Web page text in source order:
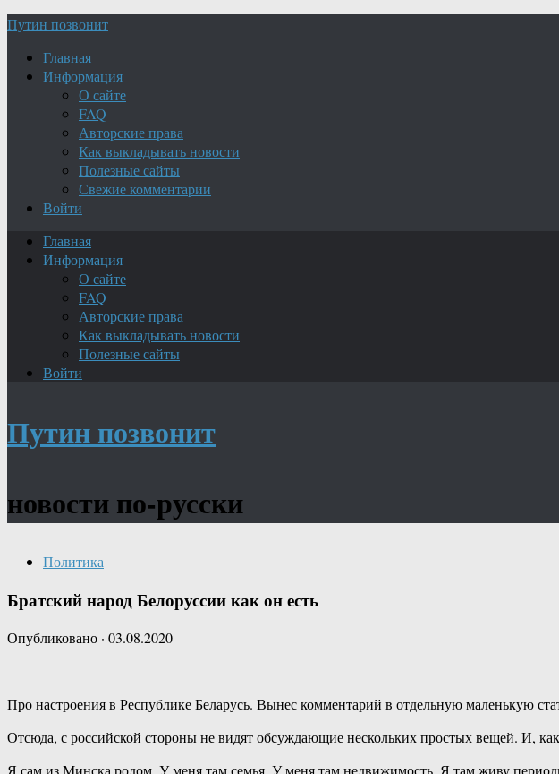
Путин позвонит
Главная
Информация
О сайте
FAQ
Авторские права
Как выкладывать новости
Полезные сайты
Свежие комментарии
Войти
Главная
Информация
О сайте
FAQ
Авторские права
Как выкладывать новости
Полезные сайты
Войти
Путин позвонит
новости по-русски
Политика
Братский народ Белоруссии как он есть
Опубликовано · 03.08.2020
Про настроения в Республике Беларусь. Вынес комментарий в отдельную маленькую
Отсюда, с российской стороны не видят обсуждающие нескольких простых вещей. И,